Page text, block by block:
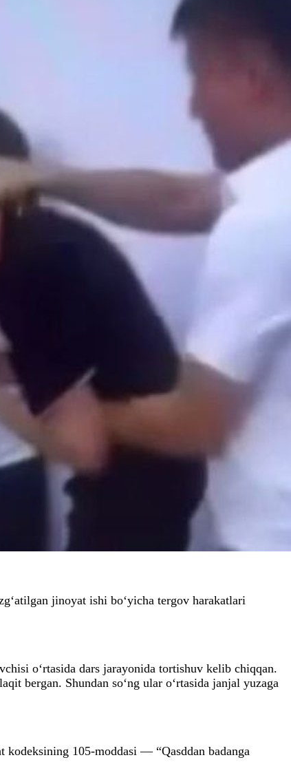
jinoyat ishi bo‘yicha tergov harakatlari
o‘rtasida dars jarayonida tortishuv kelib chiqqan.
bergan. Shundan so‘ng ular o‘rtasida janjal yuzaga
105-moddasi — “Qasddan badanga